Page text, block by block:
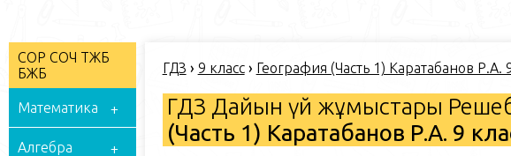
СОР СОЧ ТЖБ
БЖБ
Математика
Алгебра
ГДЗ › 9 класс› География (Часть 1) Каратабанов Р.А.
ГДЗ Дайын үй жұмыстары
(Часть 1) Каратабанов Р.А. 9